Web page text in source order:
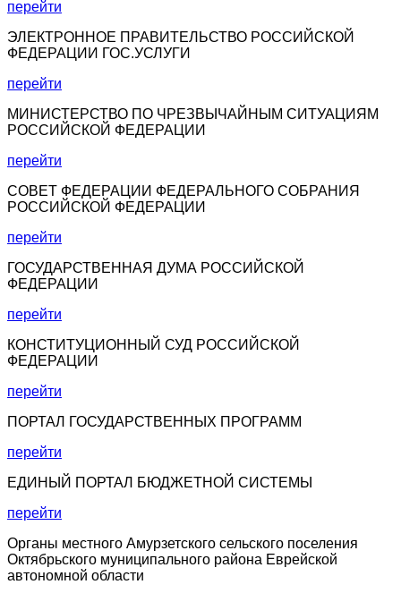
перейти
ЭЛЕКТРОННОЕ ПРАВИТЕЛЬСТВО РОССИЙСКОЙ
ФЕДЕРАЦИИ ГОС.УСЛУГИ
перейти
МИНИСТЕРСТВО ПО ЧРЕЗВЫЧАЙНЫМ СИТУАЦИЯМ
РОССИЙСКОЙ ФЕДЕРАЦИИ
перейти
СОВЕТ ФЕДЕРАЦИИ ФЕДЕРАЛЬНОГО СОБРАНИЯ
РОССИЙСКОЙ ФЕДЕРАЦИИ
перейти
ГОСУДАРСТВЕННАЯ ДУМА РОССИЙСКОЙ
ФЕДЕРАЦИИ
перейти
КОНСТИТУЦИОННЫЙ СУД РОССИЙСКОЙ
ФЕДЕРАЦИИ
перейти
ПОРТАЛ ГОСУДАРСТВЕННЫХ ПРОГРАММ
перейти
ЕДИНЫЙ ПОРТАЛ БЮДЖЕТНОЙ СИСТЕМЫ
перейти
Органы местного Амурзетского сельского поселения
Октябрьского муниципального района Еврейской
автономной области